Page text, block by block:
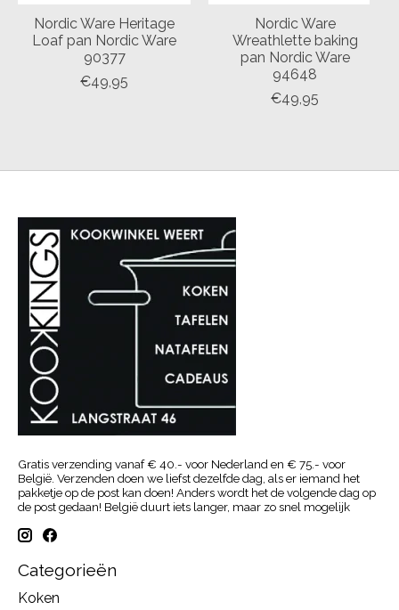
Nordic Ware Heritage
Loaf pan Nordic Ware
90377
€49,95
Nordic Ware
Wreathlette baking
pan Nordic Ware
94648
€49,95
Gratis verzending vanaf € 40.- voor Nederland en € 75.- voor
België. Verzenden doen we liefst dezelfde dag, als er iemand het
pakketje op de post kan doen! Anders wordt het de volgende dag op
de post gedaan! België duurt iets langer, maar zo snel mogelijk
Categorieën
Koken